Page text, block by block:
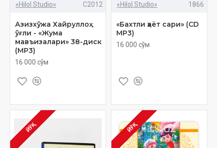
«Hilol Studio» C2012
Азизхўжа Хайруллоҳ
ўғли - «Жума
мавъизалари» 38-диск
(МР3)
16 000 сўм
«Hilol Studio» 1866
«Бахтли ҳаёт сари» (CD
МР3)
16 000 сўм
ЙЎҚ ЙЎҚ